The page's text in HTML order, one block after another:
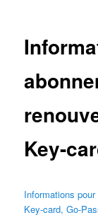
Key-
Informations
Key-card, Go-